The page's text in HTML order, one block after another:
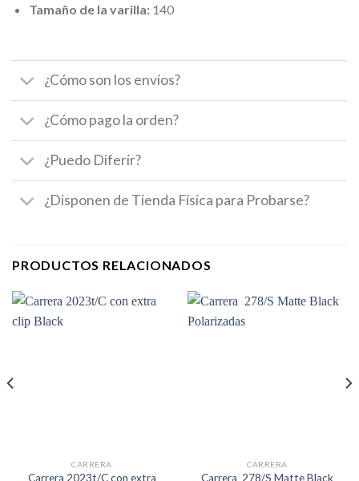
Tamaño de la varilla: 140
¿Cómo son los envíos?
¿Cómo pago la orden?
¿Puedo Diferir?
¿Disponen de Tienda Física para Probarse?
PRODUCTOS RELACIONADOS
CARRERA
Carrera 2023t/C con extra
CARRERA
Carrera 278/S Matte Black